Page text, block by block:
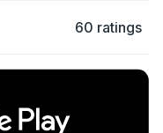
60 ratings